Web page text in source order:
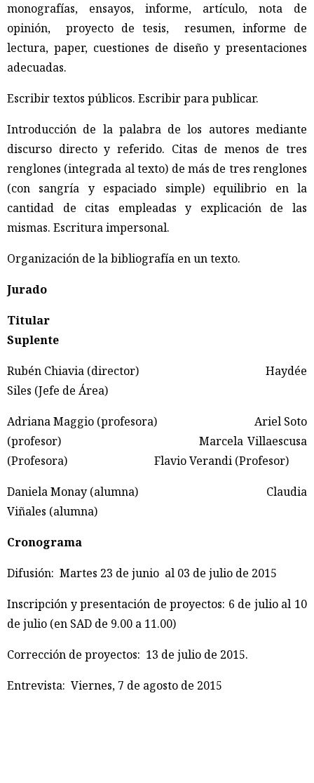
monografías, ensayos, informe, artículo, nota de
opinión, proyecto de tesis, resumen, informe de
lectura, paper, cuestiones de diseño y presentaciones
adecuadas.
Escribir textos públicos. Escribir para publicar.
Introducción de la palabra de los autores mediante
discurso directo y referido. Citas de menos de tres
renglones (integrada al texto) de más de tres renglones
(con sangría y espaciado simple) equilibrio en la
cantidad de citas empleadas y explicación de las
mismas. Escritura impersonal.
Organización de la bibliografía en un texto.
Jurado
Titular
Suplente
Rubén Chiavia (director) Haydée
Siles (Jefe de Área)
Adriana Maggio (profesora) Ariel Soto
(profesor) Marcela Villaescusa
(Profesora) Flavio Verandi (Profesor)
Daniela Monay (alumna) Claudia
Viñales (alumna)
Cronograma
Difusión: Martes 23 de junio al 03 de julio de 2015
Inscripción y presentación de proyectos: 6 de julio al 10
de julio (en SAD de 9.00 a 11.00)
Corrección de proyectos: 13 de julio de 2015.
Entrevista: Viernes, 7 de agosto de 2015